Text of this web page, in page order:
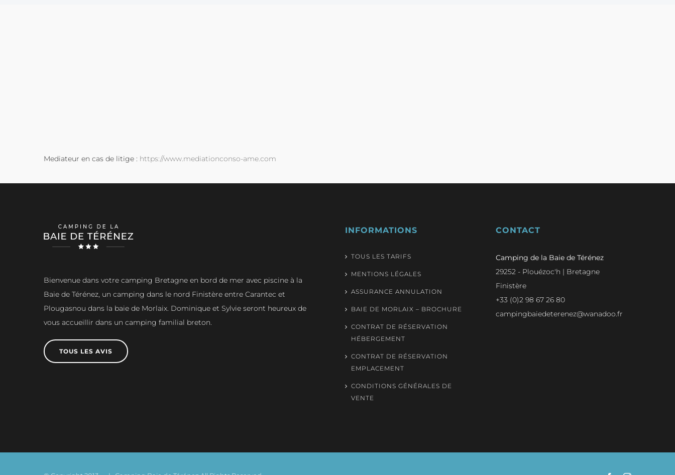
Mediateur en cas de litige : https://www.mediationconso-ame.com
Bienvenue dans votre camping Bretagne en bord de mer avec piscine à la
Baie de Térénez, un camping dans le nord Finistère entre Carantec et
Plougasnou dans la baie de Morlaix. Dominique et Sylvie seront heureux de
vous accueillir dans un camping familial breton.
TOUS LES AVIS
INFORMATIONS
TOUS LES TARIFS
MENTIONS LÉGALES
ASSURANCE ANNULATION
BAIE DE MORLAIX – BROCHURE
CONTRAT DE RÉSERVATION
HÉBERGEMENT
CONTRAT DE RÉSERVATION
EMPLACEMENT
CONDITIONS GÉNÉRALES DE
VENTE
CONTACT
Camping de la Baie de Térénez
29252 - Plouézoc'h | Bretagne
Finistère
+33 (0)2 98 67 26 80
campingbaiedeterenez@wanadoo.fr